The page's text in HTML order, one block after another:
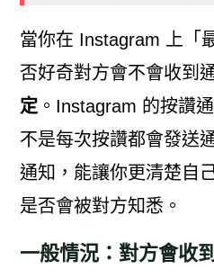
當你在 Instagram 上「
否好奇對方會不會收到
定。Instagram 的按讚
不是每次按讚都會發送
通知，能讓你更清楚自
是否會被對方知悉。
一般情況：對方會收